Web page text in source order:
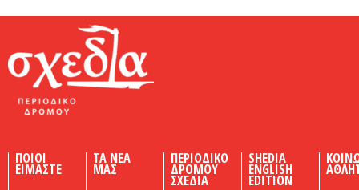
ΠΟΙΟΙ
ΕΙΜΑΣΤΕ
ΤΑ ΝΕΑ
ΜΑΣ
ΠΕΡΙΟΔΙΚΟ
ΔΡΟΜΟΥ
ΣΧΕΔΙΑ
SHEDIA
ENGLISH
EDITION